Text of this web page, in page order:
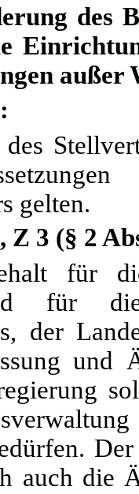
des
außer
gelten.
Z 3 (§ 2
für
für die
der
und
auch die